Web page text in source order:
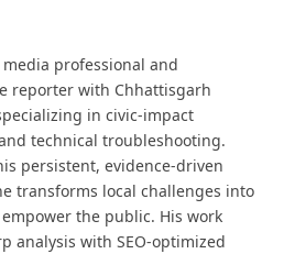
professional and
reporter with Chhattisgarh
in civic-impact
technical troubleshooting.
persistent, evidence-driven
transforms local challenges into
the public. His work
analysis with SEO-optimized